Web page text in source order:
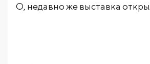
О, недавно же выставка